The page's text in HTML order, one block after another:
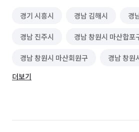
경기 시흥시 경남 김해시 경
경남 진주시 경남 창원시 마산합포
경남 창원시 마산회원구 경남 창원
경남 창원시 의창구
부산 사상구 부산 사하구 인
더보기